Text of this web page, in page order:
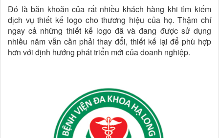
Đó là băn khoăn của rất nhiều khách hàng khi tìm kiếm
dịch vụ thiết kế logo cho thương hiệu của họ. Thậm chí
ngay cả những thiết kế logo đã và đang được sử dụng
nhiều năm vẫn cần phải thay đổi, thiết kế lại để phù hợp
hơn với định hướng phát triển mới của doanh nghiệp.